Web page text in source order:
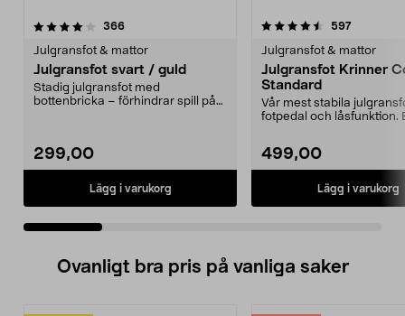
366recensioner
Julgransfot & mattor
Julgransfot svart / guld
Stadig julgransfot med
bottenbricka – förhindrar spill på
299,00
Lägg i varukorg
4.5 av 5 stjärnor 597
Julgransfot & mattor
Julgransfot Krinner
Standard
Vår mest stabila
fotpedal och låsfunktion.
499,00
Lägg i varukorg
5.0 av 5 stjärnor
Ovanligt bra pris på vanliga saker